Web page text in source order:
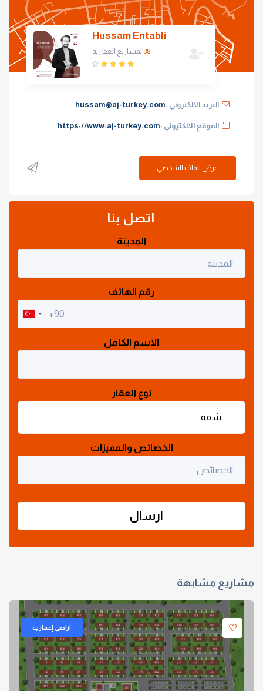
Hussam Entabli
38 المشاريع العقارية
البريد الالكتروني :hussam@aj-turkey.com
الموقع الالكتروني :https://www.aj-turkey.com
عرض الملف الشخصي
اتصل بنا
المدينة
رقم الهاتف
الاسم الكامل
نوع العقار
الخصائص والمميزات
مشاريع مشابهة
أراضي إعمارية